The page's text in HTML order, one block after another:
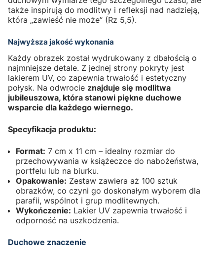
także inspirują do modlitwy i refleksji nad nadzieją,
która „zawieść nie może” (Rz 5,5).
Najwyższa jakość wykonania
Każdy obrazek został wydrukowany z dbałością o
najmniejsze detale. Z jednej strony pokryty jest
lakierem UV, co zapewnia trwałość i estetyczny
połysk. Na odwrocie znajduje się modlitwa
jubileuszowa, która stanowi piękne duchowe
wsparcie dla każdego wiernego.
Specyfikacja produktu:
Format: 7 cm x 11 cm – idealny rozmiar do
przechowywania w książeczce do nabożeństwa,
portfelu lub na biurku.
Opakowanie: Zestaw zawiera aż 100 sztuk
obrazków, co czyni go doskonałym wyborem dla
parafii, wspólnot i grup modlitewnych.
Wykończenie: Lakier UV zapewnia trwałość i
odporność na uszkodzenia.
Duchowe znaczenie